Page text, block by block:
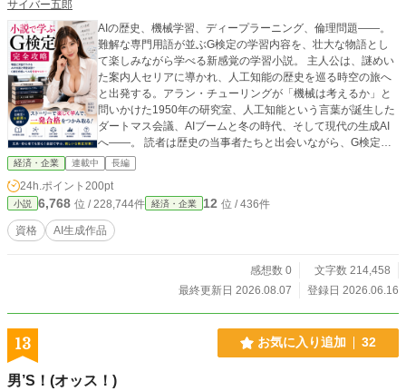
サイバー五郎
AIの歴史、機械学習、ディープラーニング、倫理問題――。
難解な専門用語が並ぶG検定の学習内容を、壮大な物語とし
て楽しみながら学べる新感覚の学習小説。 主人公は、謎めい
た案内人セリアに導かれ、人工知能の歴史を巡る時空の旅へ
と出発する。アラン・チューリングが「機械は考えるか」と
問いかけた1950年の研究室、人工知能という言葉が誕生した
ダートマス会議、AIブームと冬の時代、そして現代の生成AI
へ――。 読者は歴史の当事者たちと出会いながら、G検定で
頻出となる重要知識を自然に身につけていく。 各話にはセリ
アから出題される「G検定クイズ」を収録。学んだ内容をそ
の場で確認できるため、物語を楽しみながら試験対策もでき
る構成となっている。 単なる参考書では続かない。かといっ
て娯楽小説だけでは知識が残らない。 本作は「読むだけでAI
の歴史と基礎知識が頭に入る」をコンセプトに、エンターテ
もちろん、AIに興味がある初心者や、人工知能の発展の軌跡
を物語として楽しみたい読者にもおすすめ。 知性の誕生から
経済・企業 連載中 長編
24h.ポイント 200pt
小説 6,768 位 / 228,744件 経済・企業 12 位 / 436件
資格 AI生成作品
感想数 0
文字数 214,458
最終更新日 2026.08.07
登録日 2026.06.16
13 お気に入り追加 32
男’S！(オッス！)